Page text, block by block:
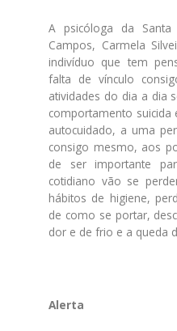
A psicóloga da
Campos, Carmela
indivíduo que tem
falta de vínculo
atividades do dia a dia
comportamento suicida
autocuidado, a uma
consigo mesmo, aos
de ser importante
cotidiano vão se
hábitos de higiene,
de como se portar,
dor e de frio e a queda
Alerta